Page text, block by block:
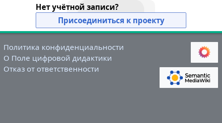
Нет учётной записи?
Присоединиться к проекту
Политика конфиденциальности
О Поле цифровой дидактики
Отказ от ответственности